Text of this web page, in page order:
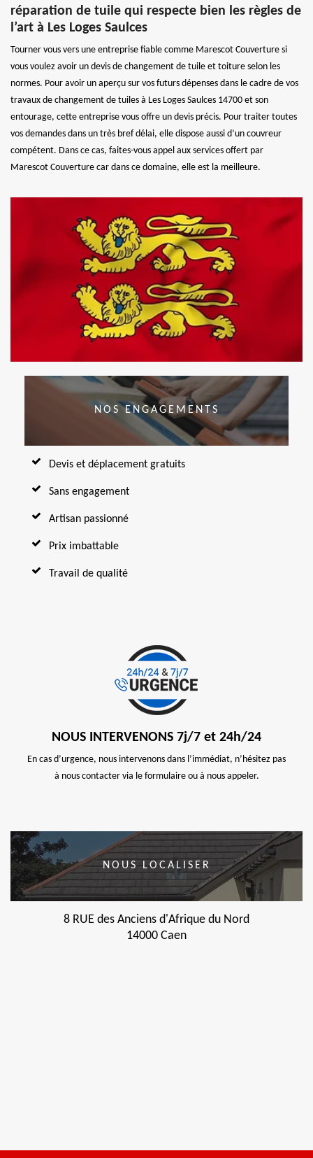
réparation de tuile qui respecte bien les règles de
l’art à Les Loges Saulces
Tourner vous vers une entreprise fiable comme Marescot Couverture si
vous voulez avoir un devis de changement de tuile et toiture selon les
normes. Pour avoir un aperçu sur vos futurs dépenses dans le cadre de vos
travaux de changement de tuiles à Les Loges Saulces 14700 et son
entourage, cette entreprise vous offre un devis précis. Pour traiter toutes
vos demandes dans un très bref délai, elle dispose aussi d’un couvreur
compétent. Dans ce cas, faites-vous appel aux services offert par
Marescot Couverture car dans ce domaine, elle est la meilleure.
NOS ENGAGEMENTS
Devis et déplacement gratuits
Sans engagement
Artisan passionné
Prix imbattable
Travail de qualité
NOUS INTERVENONS 7j/7 et 24h/24
En cas d’urgence, nous intervenons dans l’immédiat, n’hésitez pas
à nous contacter via le formulaire ou à nous appeler.
NOUS LOCALISER
8 RUE des Anciens d'Afrique du Nord
14000 Caen